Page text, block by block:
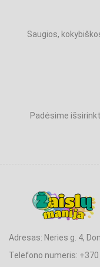
Saugios,
Padėsime
Adresas: Neries g. 4,
Telefono numeris: +370